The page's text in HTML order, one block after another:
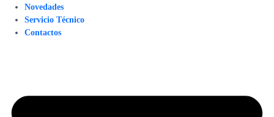
Novedades
Servicio Técnico
Contactos